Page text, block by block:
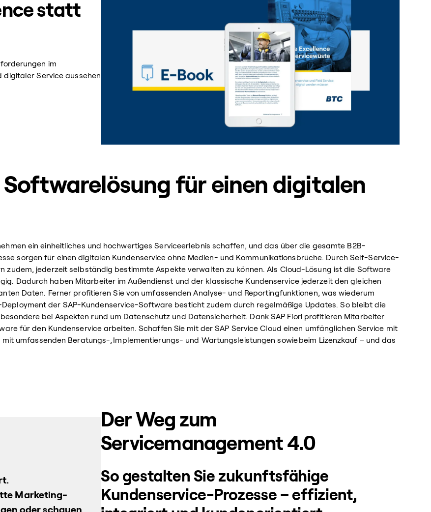
statt
im
digitaler Service aussehen
Softwarelösung für einen digitalen
ein einheitliches und hochwertiges Serviceerlebnis schaffen, und das über die gesamte B2B-
sorgen für einen digitalen Kundenservice ohne Medien- und Kommunikationsbrüche. Durch Self-Service-
zudem, jederzeit selbständig bestimmte Aspekte verwalten zu können. Als Cloud-Lösung ist die Software
Dadurch haben Mitarbeiter im Außendienst und der klassische Kundenservice jederzeit den gleichen
Daten. Ferner profitieren Sie von umfassenden Analyse- und Reportingfunktionen, was wiederum
der SAP-Kundenservice-Software besticht zudem durch regelmäßige Updates. So bleibt die
bei Aspekten rund um Datenschutz und Datensicherheit. Dank SAP Fiori profitieren Mitarbeiter
für den Kundenservice arbeiten. Schaffen Sie mit der SAP Service Cloud einen umfänglichen Service mit
umfassenden Beratungs-, Implementierungs- und Wartungsleistungen sowie beim Lizenzkauf – und das
Marketing-
oder schauen
Der Weg zum
Servicemanagement 4.0
So gestalten Sie zukunftsfähige
Kundenservice-Prozesse – effizient,